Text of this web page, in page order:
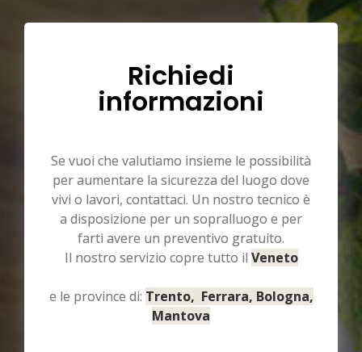
Richiedi
informazioni
Se vuoi che valutiamo insieme le possibilità
per aumentare la sicurezza del luogo dove
vivi o lavori, contattaci. Un nostro tecnico è
a disposizione per un sopralluogo e per
farti avere un preventivo gratuito.
Il nostro servizio copre tutto il Veneto
e le province di: Trento, Ferrara, Bologna,
Mantova